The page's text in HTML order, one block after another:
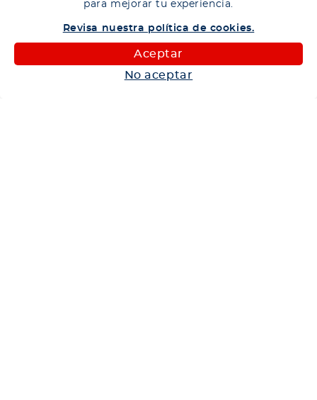
para mejorar tu experiencia.
Revisa nuestra política de cookies.
Aceptar
No aceptar